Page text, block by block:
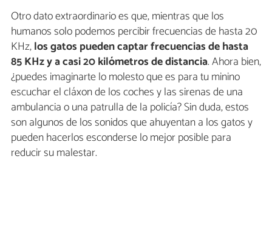
Otro dato extraordinario es que, mientras que los
humanos solo podemos percibir frecuencias de hasta 20
KHz,los gatos pueden captar frecuencias de hasta
85 KHz y a casi 20 kilómetros de distancia. Ahora bien,
¿puedes imaginarte lo molesto que es para tu minino
escuchar el cláxon de los coches y las sirenas de una
ambulancia o una patrulla de la policía? Sin duda, estos
son algunos de los sonidos que ahuyentan a los gatos y
pueden hacerlos esconderse lo mejor posible para
reducir su malestar.